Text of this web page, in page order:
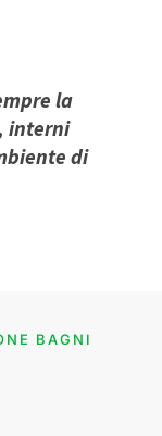
la
interni
di
BAGNI